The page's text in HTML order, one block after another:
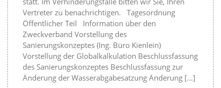
Vertreter zu benachrichtigen. Tagesordnung
Öffentlicher Teil Information über den
Zweckverband Vorstellung des
Sanierungskonzeptes (Ing. Büro Kienlein)
Vorstellung der Globalkalkulation Beschlussfassung
des Sanierungskonzeptes Beschlussfassung zur
Änderung der Wasserabgabesatzung Änderung […]